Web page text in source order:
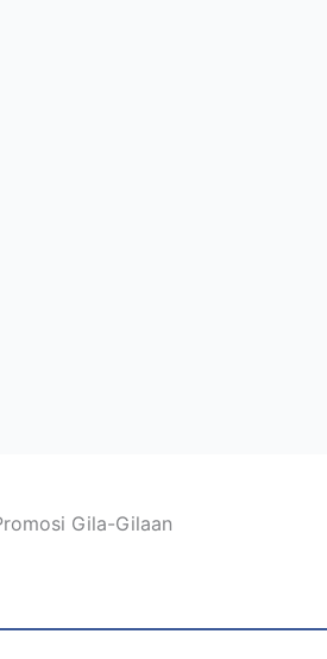
Gila-Gilaan